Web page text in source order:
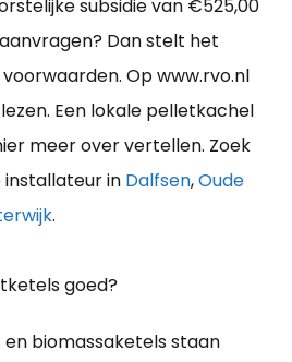
subsidie van €525,00
Dan stelt het
Op www.rvo.nl
Een lokale pelletkachel
meer over vertellen. Zoek
in Dalfsen,Oude
.
goed?
biomassaketels staan